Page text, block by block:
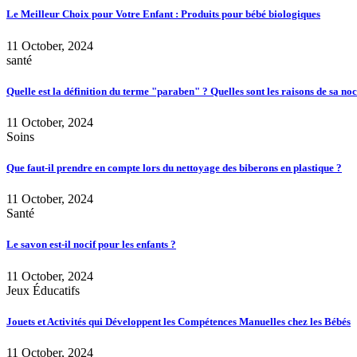
Le Meilleur Choix pour Votre Enfant : Produits pour bébé biologiques
11 October, 2024
santé
Quelle est la définition du terme "paraben" ? Quelles sont les raisons de sa
11 October, 2024
Soins
Que faut-il prendre en compte lors du nettoyage des biberons en plastique ?
11 October, 2024
Santé
Le savon est-il nocif pour les enfants ?
11 October, 2024
Jeux Éducatifs
Jouets et Activités qui Développent les Compétences Manuelles chez les Bébés
11 October, 2024